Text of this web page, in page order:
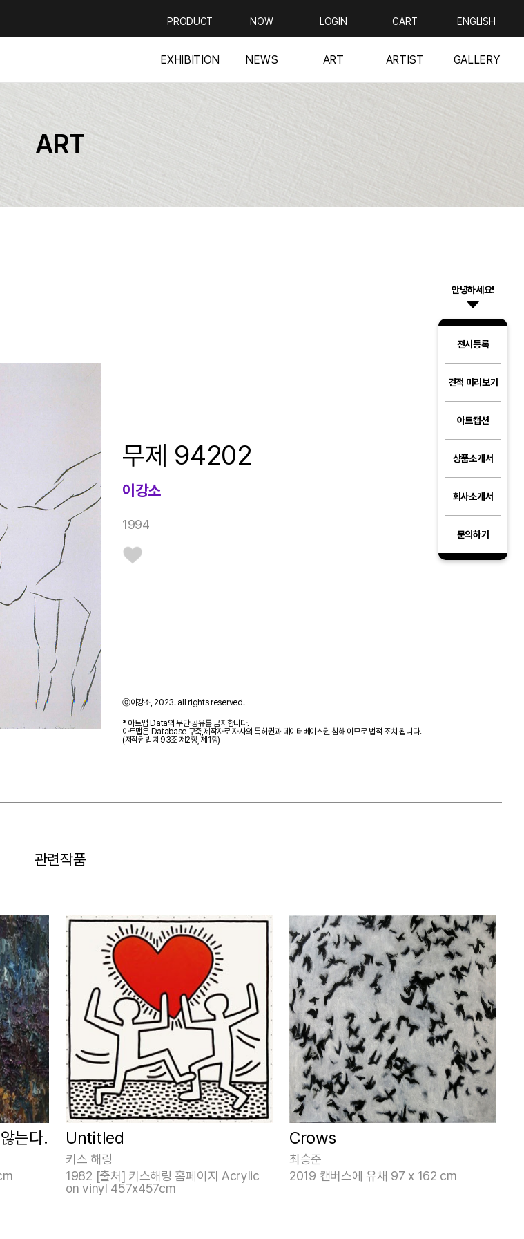
PRODUCT NOW LOGIN CART ENGLISH
EXHIBITION NEWS ART ARTIST GALLERY
안녕하세요!
전시등록
견적 미리보기
아트캡션
상품소개서
회사소개서
문의하기
ART
무제 94202
이강소
1994
ⓒ이강소, 2023. all rights reserved.
* 아트맵 Data의 무단 공유를 금지합니다.
아트맵은 Database 구축,제작자로 자사의 특허권과 데이터베이스권 침해 이므로 법적 조치 됩니다.
(저작권법 제93조 제2항, 제1항)
관련작품
는다. Untitled
키스 해링
1982 [출처] 키스해링 홈페이지 Acrylic
on vinyl 457x457cm
Crows
최승준
2019 캔버스에 유채 97 x 162 cm